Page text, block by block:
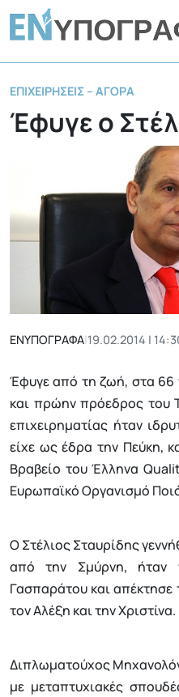
ΕΠΙΧΕΙΡΉΣΕΙΣ – ΑΓΟΡΆ
Έφυγε ο
ΕΝΥΠΟΓΡΑΦΑ|19.02.2014 |
Έφυγε από τη ζωή, στα 66
και πρώην πρόεδρος του
επιχειρηματίας ήταν
είχε ως έδρα την Πεύκη,
Βραβείο του Έλληνα
Ευρωπαϊκό Οργανισμό
Ο Στέλιος Σταυρίδης
από την Σμύρνη, ήταν
Γασπαράτου και απέκτησε
τον Αλέξη και την Χριστίνα.
Διπλωματούχος
με μεταπτυχιακές